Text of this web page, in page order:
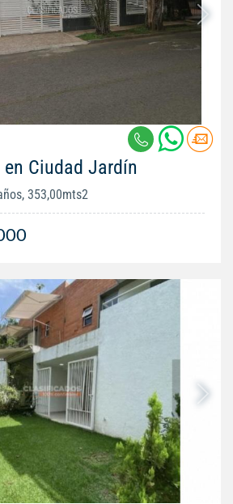
en Ciudad Jardín
353,00mts2